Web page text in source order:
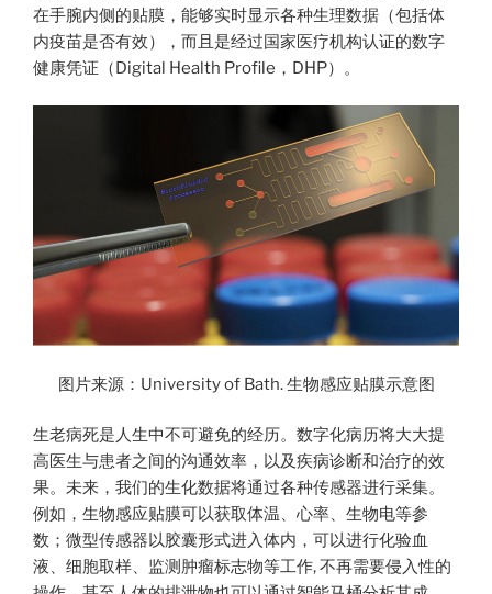
在手腕内侧的贴膜，能够实时显示各种生理数据（包括体
内疫苗是否有效），而且是经过国家医疗机构认证的数字
健康凭证（Digital Health Profile，DHP）。
图片来源：University of Bath. 生物感应贴膜示意图
生老病死是人生中不可避免的经历。数字化病历将大大提
高医生与患者之间的沟通效率，以及疾病诊断和治疗的效
果。未来，我们的生化数据将通过各种传感器进行采集。
例如，生物感应贴膜可以获取体温、心率、生物电等参
数；微型传感器以胶囊形式进入体内，可以进行化验血
液、细胞取样、监测肿瘤标志物等工作, 不再需要侵入性的